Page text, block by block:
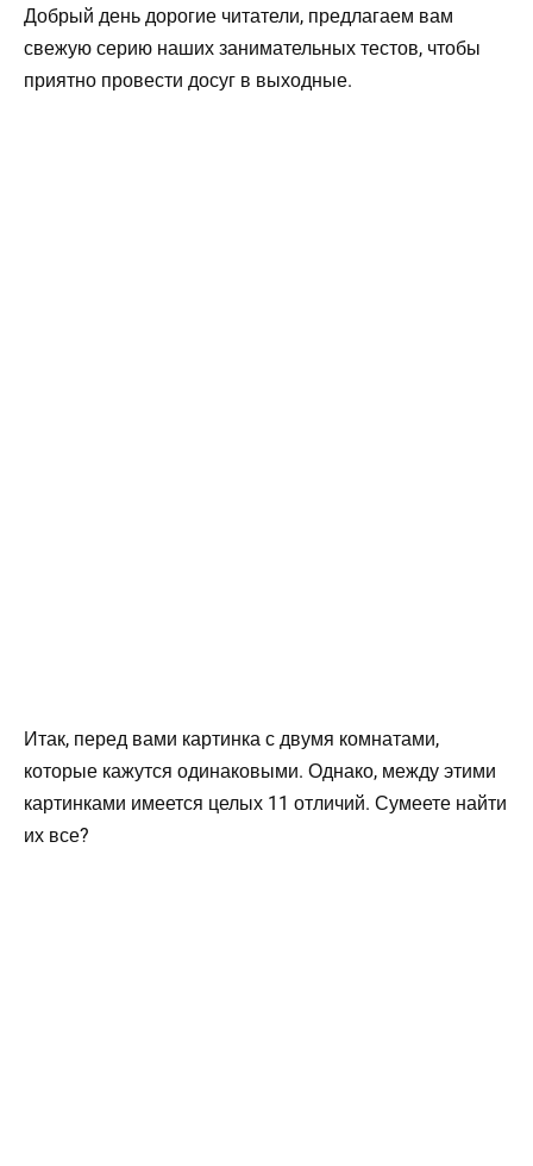
Добрый день дорогие читатели, предлагаем вам
свежую серию наших занимательных тестов, чтобы
приятно провести досуг в выходные.
Итак, перед вами картинка с двумя комнатами,
которые кажутся одинаковыми. Однако, между этими
картинками имеется целых 11 отличий. Сумеете найти
их все?